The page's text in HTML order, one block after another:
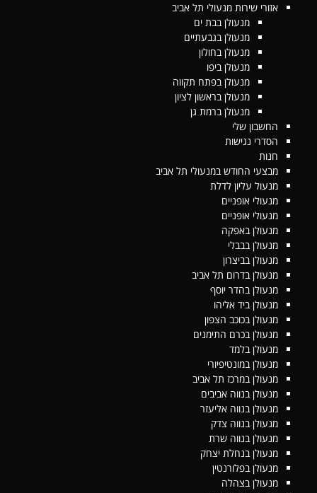
אזורי שירות מנעולי תל אביב
מנעולן בבת ים
מנעולן בגבעתיים
מנעולן בחולון
מנעולן ביפו
מנעולן בפתח תקווה
מנעולן בראשון לציון
מנעולן ברמת גן
החשבון שלי
הסדרי נגישות
חנות
מבצעי החודש במנעולי תל אביב
מנעול עליון לדלת
מנעולי אופניים
מנעולי אופניים
מנעולן באפקה
מנעולן בבבלי
מנעולן בביצרון
מנעולן בדרום תל אביב
מנעולן בהדר יוסף
מנעולן ביד אליהו
מנעולן בכוכב הצפון
מנעולן בכרם התימנים
מנעולן בלמד
מנעולן במונטיפיורי
מנעולן במרכז תל אביב
מנעולן בנווה אביבים
מנעולן בנווה אליעזר
מנעולן בנווה צדק
מנעולן בנווה שרת
מנעולן בנחלת יצחק
מנעולן בפלורנטין
מנעולן בצהלה